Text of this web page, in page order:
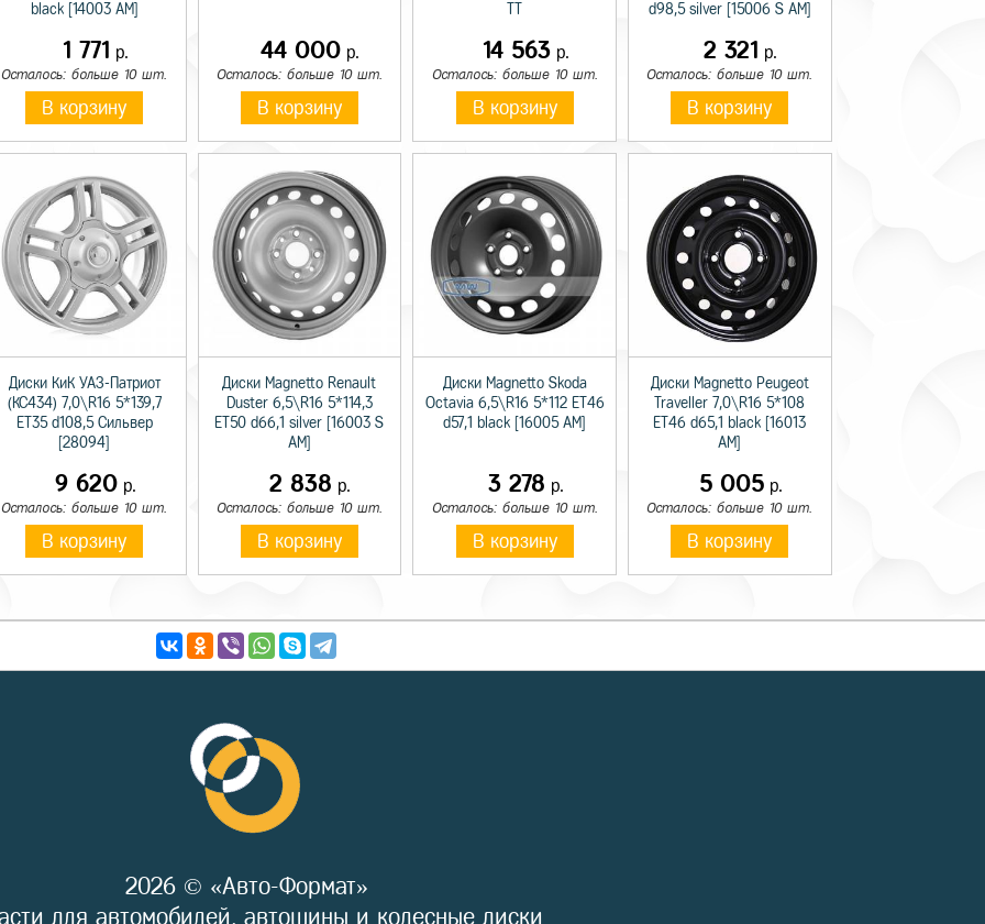
black [14003 AM]
1 771 р.
Осталось: больше 10 шт.
В корзину
44 000 р.
Осталось: больше 10 шт.
В корзину
14 563р.
Осталось: больше 10 шт.
В корзину
d98,5 silver [15006 S AM]
2 321 р.
Осталось: больше 10 шт.
В корзину
Диски КиК УАЗ-Патриот
(КС434) 7,0\R16 5*139,7
ET35 d108,5 Сильвер
[28094]
9 620р.
Осталось: больше 10 шт.
В корзину
Диски Magnetto Renault
Duster 6,5\R16 5*114,3
ET50 d66,1 silver [16003 S
AM]
2 838 р.
Осталось: больше 10 шт.
В корзину
Диски Magnetto Skoda
Octavia 6,5\R16 5*112 ET46
d57,1 black [16005 AM]
3 278 р.
Осталось: больше 10 шт.
В корзину
Диски Magnetto Peugeot
Traveller 7,0\R16 5*108
ET46 d65,1 black [16013
AM]
5 005р.
Осталось: больше 10 шт.
В корзину
2026 © «Авто-Формат»
для автомобилей, автошины и колесные диски